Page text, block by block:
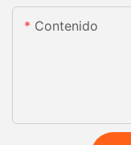
Contenido